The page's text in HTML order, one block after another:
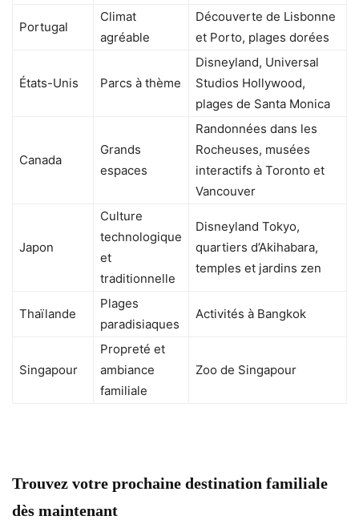
Portugal
Climat
agréable
Découverte de Lisbonne
et Porto, plages dorées
États-Unis Parcs à thème
Disneyland, Universal
Studios Hollywood,
plages de Santa Monica
Canada
Grands
espaces
Randonnées dans les
Rocheuses, musées
interactifs à Toronto et
Vancouver
Japon
Culture
technologique
et
traditionnelle
Disneyland Tokyo,
quartiers d’Akihabara,
temples et jardins zen
Thaïlande
Plages
paradisiaques
Activités à Bangkok
Singapour
Propreté et
ambiance
familiale
Zoo de Singapour
Trouvez votre prochaine destination familiale
dès maintenant